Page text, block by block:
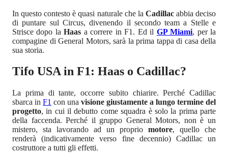
In questo contesto è quasi naturale che la Cadillac abbia deciso
di puntare sul Circus, divenendo il secondo team a Stelle e
Strisce dopo laHaas a correre in F1. Ed il GP Miami, per la
compagine di General Motors, sarà la prima tappa di casa della
sua storia.
Tifo USA in F1: Haas o Cadillac?
La prima di tante, occorre subito chiarire. Perché Cadillac
sbarca in F1 con una visione giustamente a lungo termine del
progetto, in cui il debutto come squadra è solo la prima parte
della faccenda. Perché il gruppo General Motors, non è un
mistero, sta lavorando ad un proprio motore, quello che
renderà (indicativamente verso fine decennio) Cadillac un
costruttore a tutti gli effetti.